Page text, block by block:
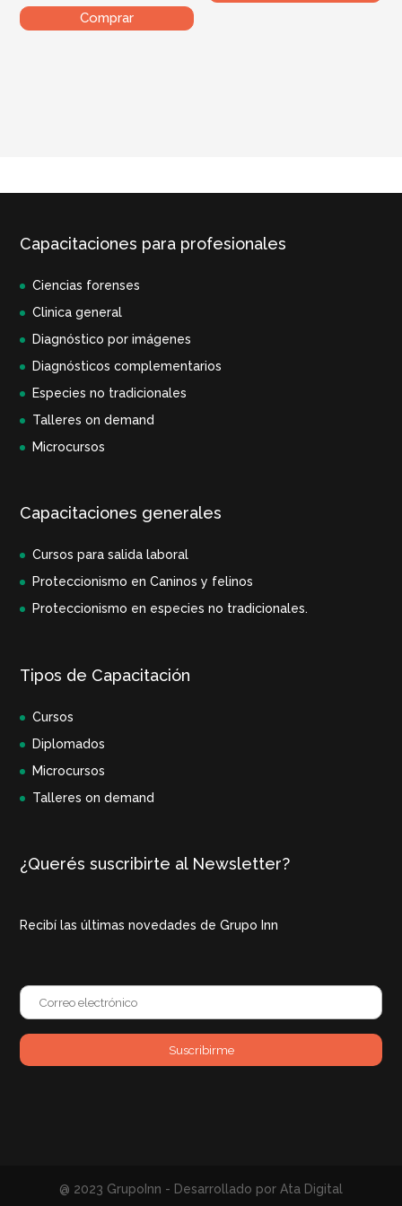
Comprar
Capacitaciones para profesionales
Ciencias forenses
Clinica general
Diagnóstico por imágenes
Diagnósticos complementarios
Especies no tradicionales
Talleres on demand
Microcursos
Capacitaciones generales
Cursos para salida laboral
Proteccionismo en Caninos y felinos
Proteccionismo en especies no tradicionales.
Tipos de Capacitación
Cursos
Diplomados
Microcursos
Talleres on demand
¿Querés suscribirte al Newsletter?
Recibí las últimas novedades de Grupo Inn
@ 2023 GrupoInn - Desarrollado por Ata Digital